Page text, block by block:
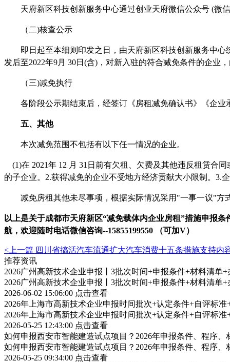
天府新区科技创新服务中心通过创业天府微信公众号 (微
（二)核查公示
即日起至本细则印发之日，由天府新区科技创新服务中心
发后至2022年9月 30日(含)，对新入驻的符合减免条件的企业
（三)减免执行
各阶段公示期结束后，经签订《房租减免确认书》《企业
五、其他
本次减免范围不包括有以下任一情况的企业。
(1)在 2021年 12 月 31日前有欠租、欠费及其他违反租赁合
的子企业。2.获得减免的企业不受地方经济贡献大小限制。3.
减免房租其他未尽事项，根据实际情况采用 "一事一议"方
以上是关于成都市天府新区“减免载体内企业房租”措施申报条
航， 欢迎随时电话微信咨询--15855199550 （可加V）
<上一篇 四川省搞活汽车流通扩大汽车消费十五条措施支持内
推荐资讯
2026广州高新技术企业申报丨3批次时间+申报条件+材料清单+
2026广州高新技术企业申报丨3批次时间+申报条件+材料清单+
2026-06-02 15:06:00 点击查看
2026年上海市高新技术企业申报时间批次+认定条件+自评标
2026年上海市高新技术企业申报时间批次+认定条件+自评标
2026-05-25 12:43:00 点击查看
如何申报西安市智能建造试点项目？2026年申报条件、程序、
如何申报西安市智能建造试点项目？2026年申报条件、程序、
2026-05-25 09:34:00 点击查看